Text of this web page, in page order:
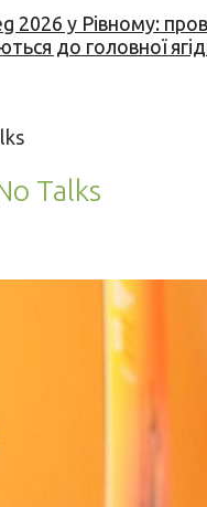
2026 у Рівному:
до головної
Talks